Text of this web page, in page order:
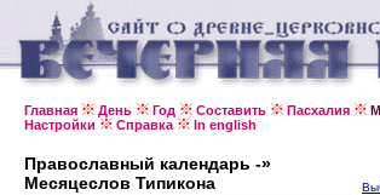
Главная День Год Составить Пасхалия
Настройки
Справка In english
Православный календарь -»
Месяцеслов Типикона